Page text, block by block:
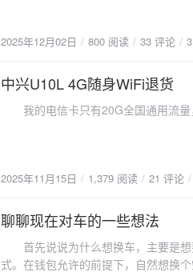
2025年12月02日 800 阅读 33 评论
2025-11-15
中兴U10L 4G随身WiFi退货
我的电信卡只有20G全国通用流量
2025年11月15日 1,379 阅读 21 评论
2025-11-12
聊聊现在对车的一些想法
首先说说为什么想换车，主要是想
式。在钱包允许的前提下，自然想换